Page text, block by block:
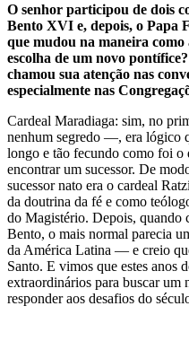
O senhor participou de dois
Bento XVI e, depois, o Papa
que mudou na maneira
escolha de um novo
chamou sua atenção nas
especialmente nas
Cardeal Maradiaga: sim, no
nenhum segredo —, era lógico
longo e tão fecundo como foi o
encontrar um sucessor. De
sucessor nato era o cardeal
da doutrina da fé e como
do Magistério. Depois, quando
Bento, o mais normal parecia
da América Latina — e creio
Santo. E vimos que estes anos
extraordinários para buscar um
responder aos desafios do